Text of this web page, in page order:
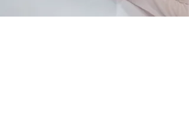
bewusst wirst und in der Tiefe fühlst